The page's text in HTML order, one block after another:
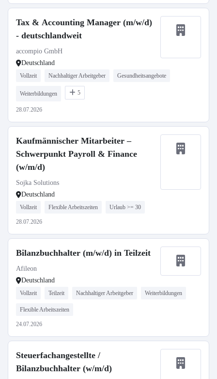
Tax & Accounting Manager (m/w/d)
- deutschlandweit
accompio GmbH
Deutschland
Vollzeit Nachhaltiger Arbeitgeber Gesundheitsangebote
Weiterbildungen 5
28.07.2026
Kaufmännischer Mitarbeiter –
Schwerpunkt Payroll & Finance
(w/m/d)
Sojka Solutions
Deutschland
Vollzeit Flexible Arbeitszeiten Urlaub >= 30
28.07.2026
Bilanzbuchhalter (m/w/d) in Teilzeit
Afileon
Deutschland
Vollzeit Teilzeit Nachhaltiger Arbeitgeber Weiterbildungen
Flexible Arbeitszeiten
24.07.2026
Steuerfachangestellte /
Bilanzbuchhalter (w/m/d)